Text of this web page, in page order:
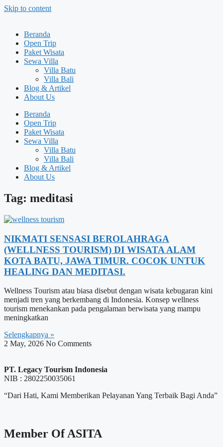
Skip to content
Beranda
Open Trip
Paket Wisata
Sewa Villa
Villa Batu
Villa Bali
Blog & Artikel
About Us
Beranda
Open Trip
Paket Wisata
Sewa Villa
Villa Batu
Villa Bali
Blog & Artikel
About Us
Tag: meditasi
NIKMATI SENSASI BEROLAHRAGA
(WELLNESS TOURISM) DI WISATA ALAM
KOTA BATU, JAWA TIMUR. COCOK UNTUK
HEALING DAN MEDITASI.
Wellness Tourism atau biasa disebut dengan wisata kebugaran kini
menjadi tren yang berkembang di Indonesia. Konsep wellness
tourism menekankan pada pengalaman berwisata yang mampu
meningkatkan
Selengkapnya »
2 May, 2026 No Comments
PT. Legacy Tourism Indonesia
NIB : 2802250035061
“Dari Hati, Kami Memberikan Pelayanan Yang Terbaik Bagi Anda”
Member Of ASITA